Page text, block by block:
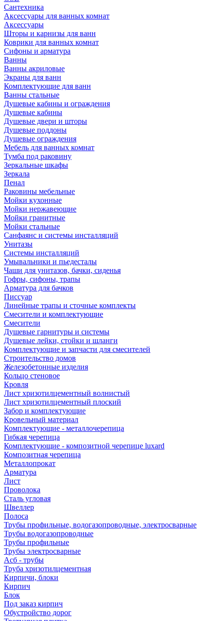
Сантехника
Аксессуары для ванных комнат
Аксессуары
Шторы и карнизы для ванн
Коврики для ванных комнат
Сифоны и арматура
Ванны
Ванны акриловые
Экраны для ванн
Комплектующие для ванн
Ванны стальные
Душевые кабины и ограждения
Душевые кабины
Душевые двери и шторы
Душевые поддоны
Душевые ограждения
Мебель для ванных комнат
Тумба под раковину
Зеркальные шкафы
Зеркала
Пенал
Раковины мебельные
Мойки кухонные
Мойки нержавеющие
Мойки гранитные
Мойки стальные
Санфаянс и системы инсталляций
Унитазы
Системы инсталляций
Умывальники и пьедесталы
Чаши для унитазов, бачки, сиденья
Гофры, сифоны, трапы
Арматура для бачков
Писсуар
Линейные трапы и сточные комплекты
Смесители и комплектующие
Смесители
Душевые гарнитуры и системы
Душевые лейки, стойки и шланги
Комплектующие и запчасти для смесителей
Строительство домов
Железобетонные изделия
Кольцо стеновое
Кровля
Лист хризотилцементный волнистый
Лист хризотилцементный плоский
Забор и комплектующие
Кровельный материал
Комплектующие - металлочерепица
Гибкая черепица
Комплектующие - композитной черепице luxard
Композитная черепица
Металлопрокат
Арматура
Лист
Проволока
Сталь угловая
Швеллер
Полоса
Трубы профильные, водогазопроводные, электросварные
Трубы водогазопроводные
Трубы профильные
Трубы электросварные
Асб - трубы
Труба хризотилцементная
Кирпичи, блоки
Кирпич
Блок
Под заказ кирпич
Обустройство дорог